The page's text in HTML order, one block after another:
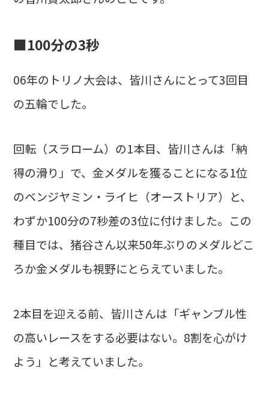
■100分の3秒
06年のトリノ大会は、皆川さんにとって3回目
の五輪でした。
回転（スラローム）の1本目、皆川さんは「納
得の滑り」で、金メダルを獲ることになる1位
のベンジヤミン・ライヒ（オーストリア）と、
わずか100分の7秒差の3位に付けました。この
種目では、猪谷さん以来50年ぶりのメダルどこ
ろか金メダルも視野にとらえていました。
2本目を迎える前、皆川さんは「ギャンブル性
の高いレースをする必要はない。8割を心がけ
よう」と考えていました。